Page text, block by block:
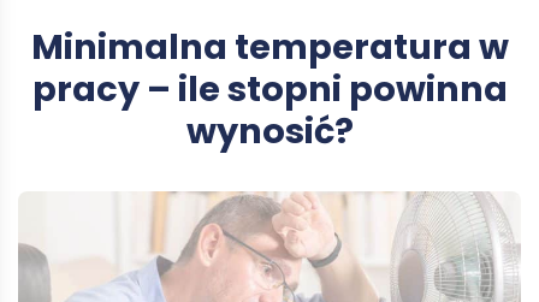
Minimalna temperatura w
pracy – ile stopni powinna
wynosić?